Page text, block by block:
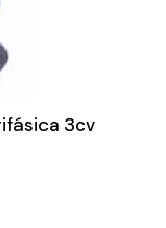
3cv